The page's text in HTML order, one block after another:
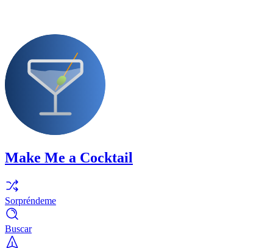
Make Me a Cocktail
Sorpréndeme
Buscar